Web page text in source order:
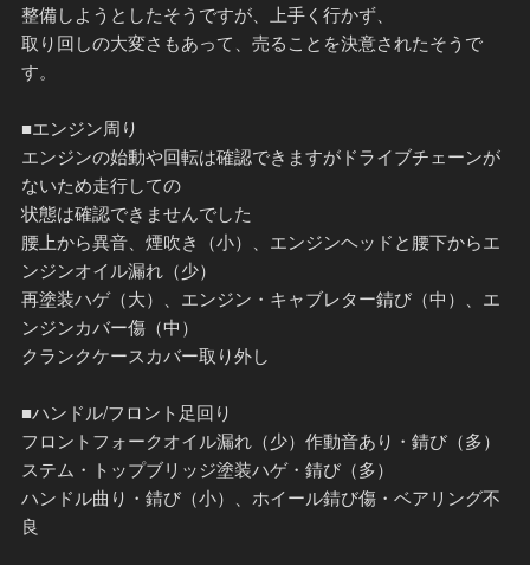
整備しようとしたそうですが、上手く行かず、
取り回しの大変さもあって、売ることを決意されたそうで
す。
■エンジン周り
エンジンの始動や回転は確認できますがドライブチェーンが
ないため走行しての
状態は確認できませんでした
腰上から異音、煙吹き（小）、エンジンヘッドと腰下からエ
ンジンオイル漏れ（少）
再塗装ハゲ（大）、エンジン・キャブレター錆び（中）、エ
ンジンカバー傷（中）
クランクケースカバー取り外し
■ハンドル/フロント足回り
フロントフォークオイル漏れ（少）作動音あり・錆び（多）
ステム・トップブリッジ塗装ハゲ・錆び（多）
ハンドル曲り・錆び（小）、ホイール錆び傷・ベアリング不
良